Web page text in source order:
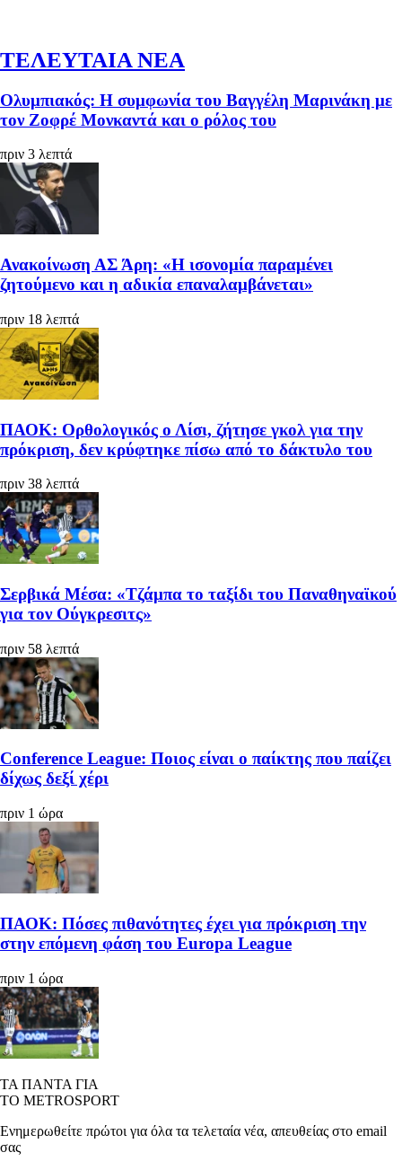
ΤΕΛΕΥΤΑΙΑ ΝΕΑ
Ολυμπιακός: Η συμφωνία του Βαγγέλη Μαρινάκη με
τον Ζοφρέ Μονκαντά και ο ρόλος του
πριν 3 λεπτά
Ανακοίνωση ΑΣ Άρη: «Η ισονομία παραμένει
ζητούμενο και η αδικία επαναλαμβάνεται»
πριν 18 λεπτά
ΠΑΟΚ: Ορθολογικός ο Λίσι, ζήτησε γκολ για την
πρόκριση, δεν κρύφτηκε πίσω από το δάκτυλο του
πριν 38 λεπτά
Σερβικά Μέσα: «Τζάμπα το ταξίδι του Παναθηναϊκού
για τον Ούγκρεσιτς»
πριν 58 λεπτά
Conference League: Ποιος είναι ο παίκτης που παίζει
δίχως δεξί χέρι
πριν 1 ώρα
ΠΑΟΚ: Πόσες πιθανότητες έχει για πρόκριση την
στην επόμενη φάση του Europa League
πριν 1 ώρα
ΤΑ ΠΑΝΤΑ ΓΙΑ
ΤΟ METROSPORT
Ενημερωθείτε πρώτοι για όλα τα τελεταία νέα, απευθείας στο email
σας